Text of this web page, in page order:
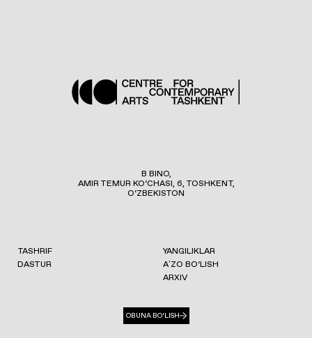
B BINO,
AMIR TEMUR KO‘CHASI, 6, TOSHKENT,
O‘ZBEKISTON
TASHRIF
DASTUR
YANGILIKLAR
AʼZO BO‘LISH
ARXIV
OBUNA BO‘LISH